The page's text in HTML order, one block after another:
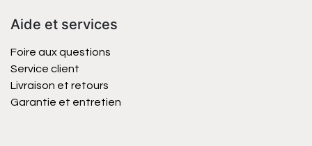
Aide et services
Foire aux questions
Service client
Livraison et retours
Garantie et entretien